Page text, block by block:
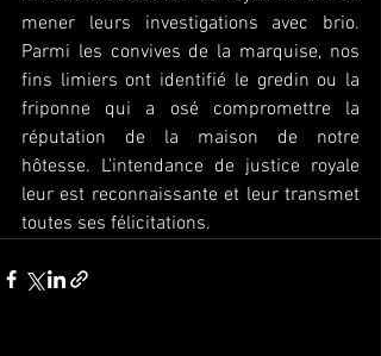
mener leurs investigations avec brio.
Parmi les convives de la marquise, nos
fins limiers ont identifié le gredin ou la
friponne qui a osé compromettre la
réputation de la maison de notre
hôtesse. L'intendance de justice royale
leur est reconnaissante et leur transmet
toutes ses félicitations.